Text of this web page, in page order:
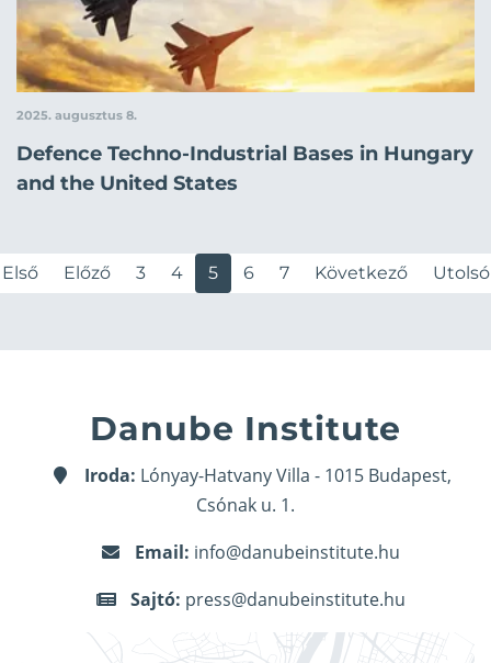
2025. augusztus 8.
Defence Techno-Industrial Bases in Hungary
and the United States
Első Előző 3 4 5 6 7 Következő Utolsó
Danube Institute
Iroda: Lónyay-Hatvany Villa - 1015 Budapest,
Csónak u. 1.
Email: info@danubeinstitute.hu
Sajtó: press@danubeinstitute.hu